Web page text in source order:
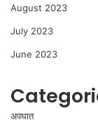
August 2023
July 2023
June 2023
अपघात